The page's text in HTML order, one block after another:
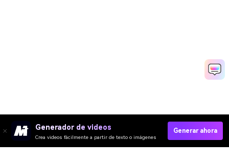
Generador de videos
Crea videos fácilmente a partir de texto o imágenes
Generar ahora